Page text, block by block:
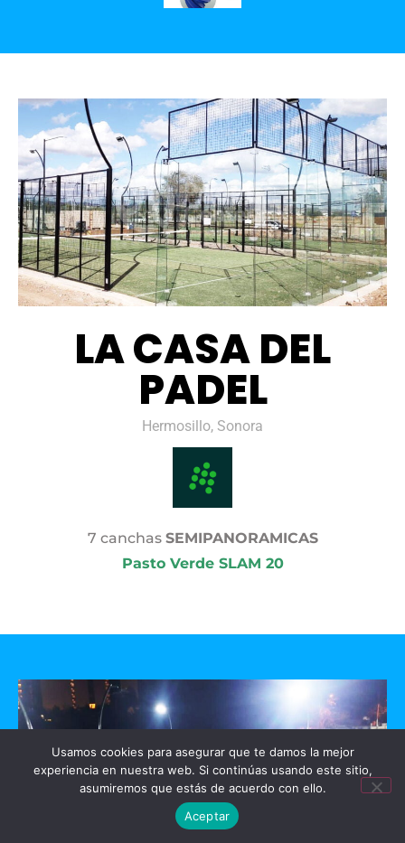
LA CASA DEL
PADEL
Hermosillo, Sonora
7 canchas SEMIPANORAMICAS
Pasto Verde SLAM 20
Usamos cookies para asegurar que te damos la mejor
experiencia en nuestra web. Si continúas usando este sitio,
asumiremos que estás de acuerdo con ello.
Aceptar